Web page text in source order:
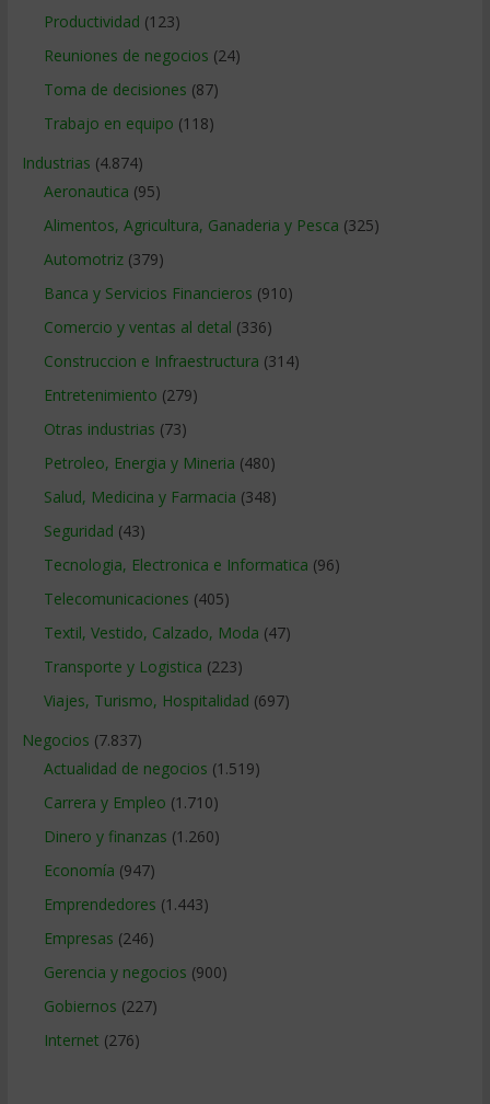
Productividad (123)
Reuniones de negocios (24)
Toma de decisiones (87)
Trabajo en equipo (118)
Industrias (4.874)
Aeronautica (95)
Alimentos, Agricultura, Ganaderia y Pesca (325)
Automotriz(379)
Banca y Servicios Financieros (910)
Comercio y ventas al detal (336)
Construccion e Infraestructura (314)
Entretenimiento (279)
Otras industrias (73)
Petroleo, Energia y Mineria (480)
Salud, Medicina y Farmacia (348)
Seguridad (43)
Tecnologia, Electronica e Informatica (96)
Telecomunicaciones (405)
Textil, Vestido, Calzado, Moda (47)
Transporte y Logistica (223)
Viajes, Turismo, Hospitalidad (697)
Negocios (7.837)
Actualidad de negocios (1.519)
Carrera y Empleo (1.710)
Dinero y finanzas (1.260)
Economía (947)
Emprendedores (1.443)
Empresas (246)
Gerencia y negocios (900)
Gobiernos (227)
Internet (276)